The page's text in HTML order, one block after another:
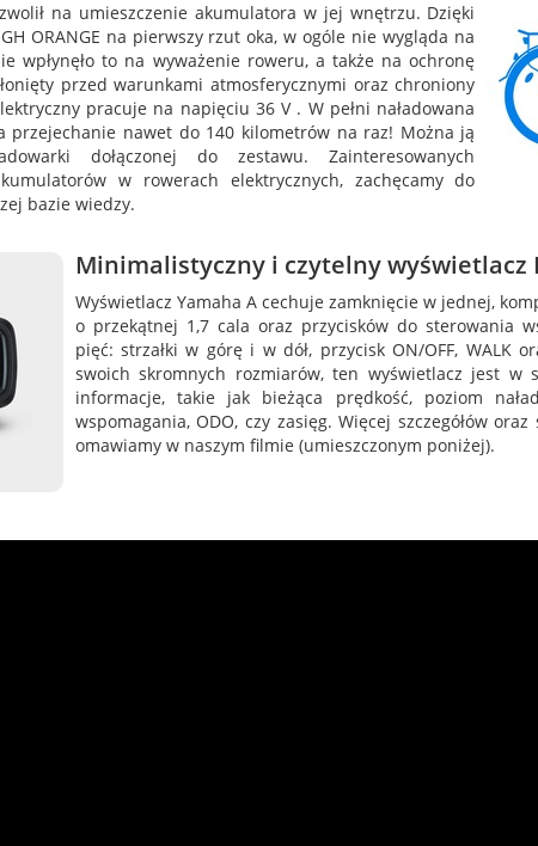
na umieszczenie akumulatora w jej wnętrzu. Dzięki
ORANGE na pierwszy rzut oka, w ogóle nie wygląda na
wpłynęło to na wyważenie roweru, a także na ochronę
przed warunkami atmosferycznymi oraz chroniony
pracuje na napięciu 36 V . W pełni naładowana
przejechanie nawet do 140 kilometrów na raz! Można ją
dołączonej do zestawu. Zainteresowanych
w rowerach elektrycznych, zachęcamy do
bazie wiedzy.
Minimalistyczny i czytelny wyświetlacz
Wyświetlacz Yamaha A cechuje zamknięcie w jednej,
o przekątnej 1,7 cala oraz przycisków do sterowania
pięć: strzałki w górę i w dół, przycisk ON/OFF, WALK
swoich skromnych rozmiarów, ten wyświetlacz jest w
informacje, takie jak bieżąca prędkość, poziom
wspomagania, ODO, czy zasięg. Więcej szczegółów
omawiamy w naszym filmie (umieszczonym poniżej).